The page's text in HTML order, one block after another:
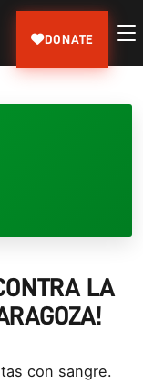
DONATE
LA
con sangre.